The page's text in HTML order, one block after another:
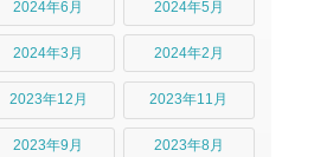
2024年6月 2024年5月
2024年3月 2024年2月
2023年12月 2023年11月
2023年9月 2023年8月